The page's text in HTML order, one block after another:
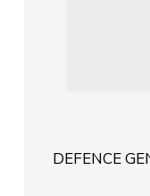
DEFENCE